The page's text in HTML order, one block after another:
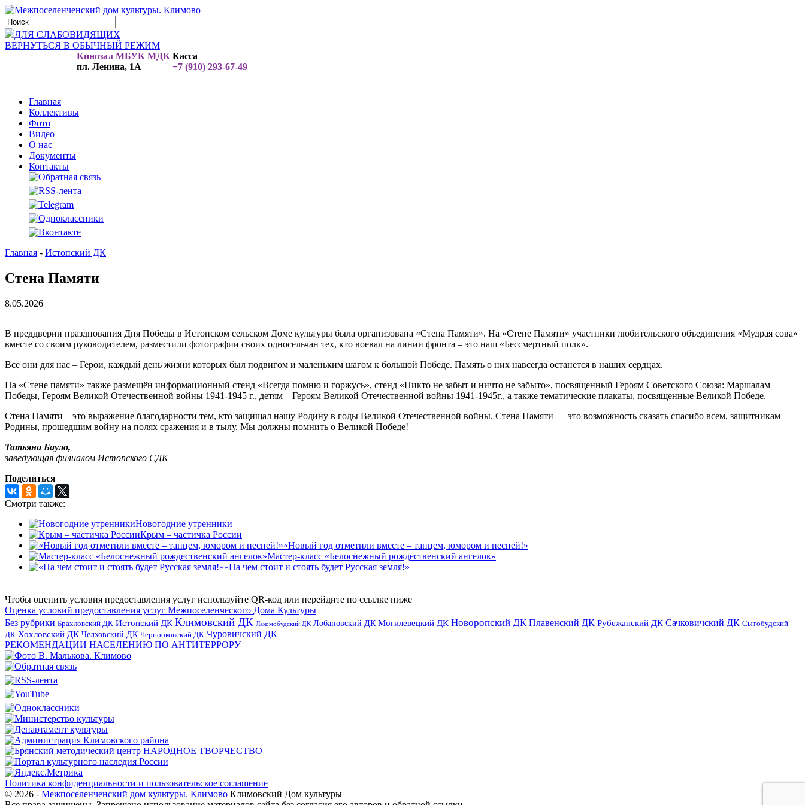
ДЛЯ СЛАБОВИДЯЩИХ
ВЕРНУТЬСЯ В ОБЫЧНЫЙ РЕЖИМ
Кинозал МБУК МДК
пл. Ленина, 1А
Касса
+7 (910) 293-67-49
Главная
Коллективы
Фото
Видео
О нас
Документы
Контакты
Главная - Истопский ДК
Стена Памяти
8.05.2026
В преддверии празднования Дня Победы в Истопском сельском Доме культуры была организована «Стена Памяти». На «Стене Памяти» участники любительского объединения «Мудрая сова»
вместе со своим руководителем, разместили фотографии своих односельчан тех, кто воевал на линии фронта – это наш «Бессмертный полк».
Все они для нас – Герои, каждый день жизни которых был подвигом и маленьким шагом к большой Победе. Память о них навсегда останется в наших сердцах.
На «Стене памяти» также размещён информационный стенд «Всегда помню и горжусь», стенд «Никто не забыт и ничто не забыто», посвященный Героям Советского Союза: Маршалам
Победы, Героям Великой Отечественной войны 1941-1945 г., детям – Героям Великой Отечественной войны 1941-1945г., а также тематические плакаты, посвященные Великой Победе.
Стена Памяти – это выражение благодарности тем, кто защищал нашу Родину в годы Великой Отечественной войны. Стена Памяти — это возможность сказать спасибо всем, защитникам
Родины, прошедшим войну на полях сражения и в тылу. Мы должны помнить о Великой Победе!
Татьяна Бауло,
заведующая филиалом Истопского СДК
Поделиться
Смотри также:
Новогодние утренники
Крым – частичка России
«Новый год отметили вместе – танцем, юмором и песней!»
Мастер-класс «Белоснежный рождественский ангелок»
«На чем стоит и стоять будет Русская земля!»
Чтобы оценить условия предоставления услуг используйте QR-код или перейдите по ссылке ниже
Оценка условий предоставления услуг Межпоселенческого Дома Культуры
Без рубрики Брахловский ДК Истопский ДК Климовский ДК Лакомобудский ДК Лобановский ДК Могилевецкий ДК Новоропский ДК Плавенский ДК Рубежанский ДК Сачковичский ДК Сытобудский
ДК Хохловский ДК Челховский ДК Чернооковский ДК Чуровичский ДК
РЕКОМЕНДАЦИИ НАСЕЛЕНИЮ ПО АНТИТЕРРОРУ
Политика конфиденциальности и пользовательское соглашение
© 2026 - Межпоселенченский дом культуры. Климово Климовский Дом культуры